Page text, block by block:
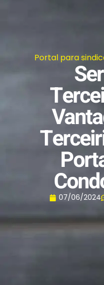
Portal para
07/06/2024